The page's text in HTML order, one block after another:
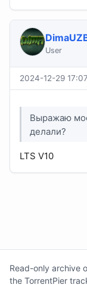
User
2024-12-29 17:07
Выражаю
делали?
LTS V10
Read-only archive
the TorrentPier